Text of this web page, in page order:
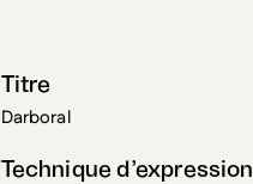
Titre
Darboral
Technique d’expression